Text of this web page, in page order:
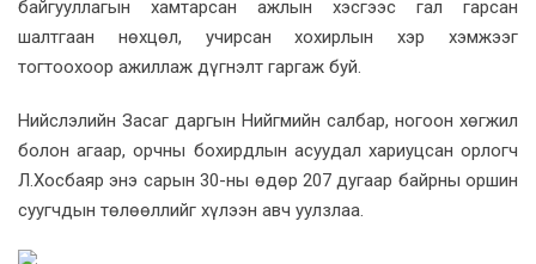
байгууллагын хамтарсан ажлын хэсгээс гал гарсан
шалтгаан нөхцөл, учирсан хохирлын хэр хэмжээг
тогтоохоор ажиллаж дүгнэлт гаргаж буй.
Нийслэлийн Засаг даргын Нийгмийн салбар, ногоон хөгжил
болон агаар, орчны бохирдлын асуудал хариуцсан орлогч
Л.Хосбаяр энэ сарын 30-ны өдөр 207 дугаар байрны оршин
суугчдын төлөөллийг хүлээн авч уулзлаа.